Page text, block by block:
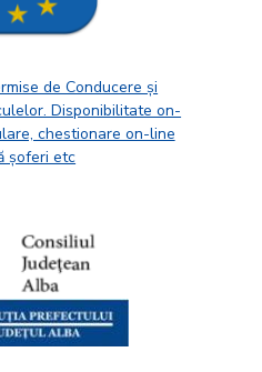
de Conducere și
Disponibilitate on-
chestionare on-line
șoferi etc